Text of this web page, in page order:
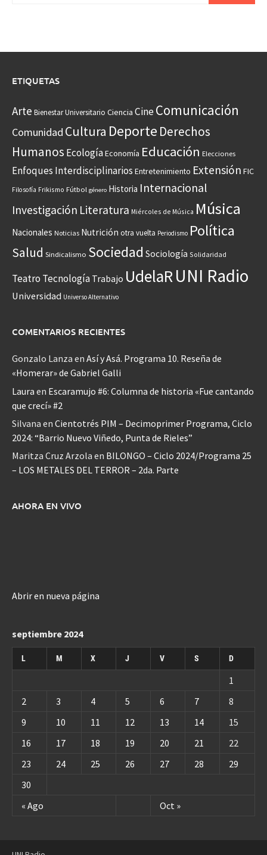
ETIQUETAS
Arte Bienestar Universitario Ciencia CineComunicación
Comunidad Cultura Deporte Derechos
Humanos EcologíaEconomía Educación Elecciones
Enfoques Interdisciplinarios Entretenimiento Extensión FIC
Filosofía Frikismo Fútbol género Historia Internacional
Investigación Literatura Miércoles de Música Música
Nacionales Noticias Nutrición otra vuelta Periodismo Política
Salud Sindicalismo Sociedad Sociología Solidaridad
Teatro Tecnología Trabajo UdelaRUNI Radio
Universidad Universo Alternativo
COMENTARIOS RECIENTES
Gonzalo Lanza en Así y Asá. Programa 10. Reseña de
«Homerar» de Gabriel Galli
Laura en Escaramujo #6: Columna de historia «Fue cantando
que crecí» #2
Silvana en Cientotrés PIM – Decimoprimer Programa, Ciclo
2024: “Barrio Nuevo Viñedo, Punta de Rieles”
Maritza Cruz Arzola en BILONGO – Ciclo 2024/Programa 25
– LOS METALES DEL TERROR – 2da. Parte
AHORA EN VIVO
Abrir en nueva página
septiembre 2024
L M X J V S D
« Ago Oct »
1
2
3 4 5 6 7
8
9
10 11 12 13 14
15
16
17 18 19 20 21
22
23
24 25 26 27 28
29
30